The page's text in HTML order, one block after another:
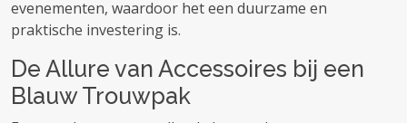
evenementen, waardoor het een duurzame en
praktische investering is.
De Allure van Accessoires bij een
Blauw Trouwpak